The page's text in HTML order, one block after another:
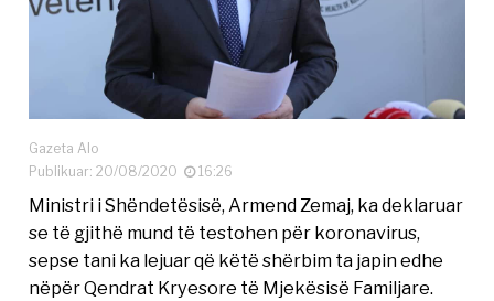
Gazeta Alo
Publikuar: 20/08/2020
16:26
Ministri i Shëndetësisë, Armend Zemaj, ka deklaruar
se të gjithë mund të testohen për koronavirus,
sepse tani ka lejuar që këtë shërbim ta japin edhe
nëpër Qendrat Kryesore të Mjekësisë Familjare.